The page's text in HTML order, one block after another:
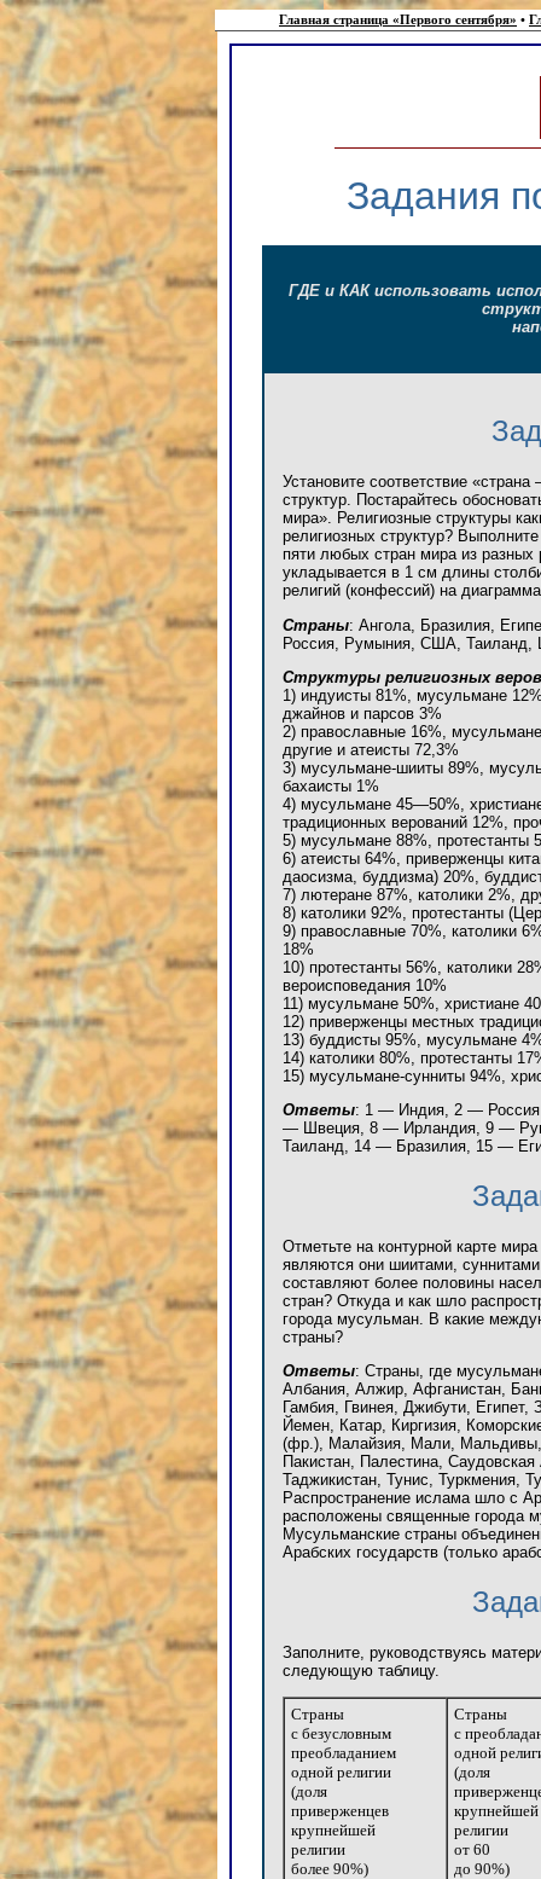
Главная страница «Первого сентября» •
Задания
ГДЕ и КАК использовать
Установите соответствие
структур. Постарайтесь
мира». Религиозные структуры
религиозных структур?
пяти любых стран мира из
укладывается в 1 см длины
религий (конфессий) на
Страны: Ангола, Бразилия,
Россия, Румыния, США, Таиланд,
Структуры религиозных
1) индуисты 81%, мусульмане
джайнов и парсов 3%
2) православные 16%,
другие и атеисты 72,3%
3) мусульмане-шииты 89%,
бахаисты 1%
4) мусульмане 45—50%,
традиционных верований 12%,
5) мусульмане 88%, протестанты
6) атеисты 64%, приверженцы
даосизма, буддизма) 20%,
7) лютеране 87%, католики 2%,
8) католики 92%, протестанты
9) православные 70%, католики
18%
10) протестанты 56%, католики
вероисповедания 10%
11) мусульмане 50%, христиане
12) приверженцы местных
13) буддисты 95%, мусульмане
14) католики 80%, протестанты
15) мусульмане-сунниты 94%,
Ответы: 1 — Индия, 2 —
— Швеция, 8 — Ирландия, 9 —
Таиланд, 14 — Бразилия, 15 —
Отметьте на контурной карте
являются они шиитами,
составляют более половины
стран? Откуда и как шло
города мусульман. В какие
страны?
Ответы: Страны, где
Албания, Алжир, Афганистан,
Гамбия, Гвинея, Джибути,
Йемен, Катар, Киргизия,
(фр.), Малайзия, Мали,
Пакистан, Палестина,
Таджикистан, Тунис, Туркмения,
Распространение ислама шло с
расположены священные города
Мусульманские страны
Арабских государств (только
Заполните, руководствуясь
следующую таблицу.
Страны
с безусловным
преобладанием
одной религии
(доля
приверженцев
крупнейшей
религии
более 90%)
Страны
с
одной
(доля
крупнейшей
религии
от 60
до 90%)